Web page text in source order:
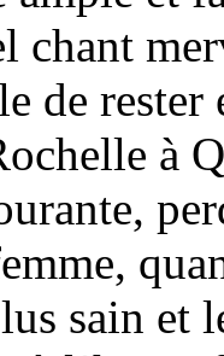
chant
de
à
sain et